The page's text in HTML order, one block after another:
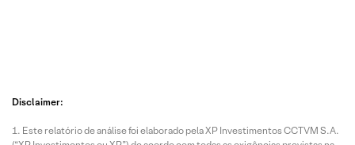
Disclaimer:
Este relatório de análise foi elaborado pela XP Investimentos CCTVM S.A.